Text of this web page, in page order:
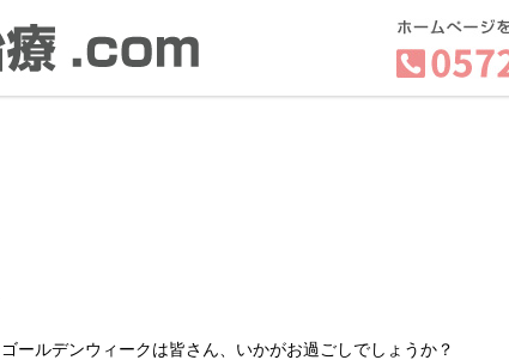
ゴールデンウィークは皆さん、いかがお過ごしでしょうか？